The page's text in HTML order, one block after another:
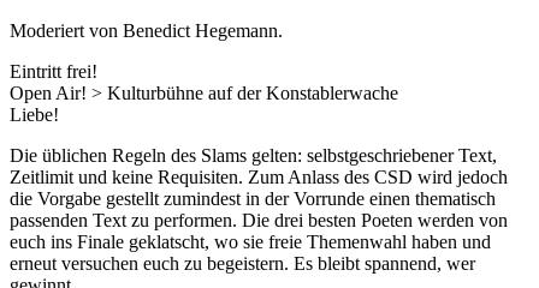
Moderiert von Benedict Hegemann.
Eintritt frei!
Open Air! > Kulturbühne auf der Konstablerwache
Liebe!
Die üblichen Regeln des Slams gelten: selbstgeschriebener Text,
Zeitlimit und keine Requisiten. Zum Anlass des CSD wird jedoch
die Vorgabe gestellt zumindest in der Vorrunde einen thematisch
passenden Text zu performen. Die drei besten Poeten werden von
euch ins Finale geklatscht, wo sie freie Themenwahl haben und
erneut versuchen euch zu begeistern. Es bleibt spannend, wer